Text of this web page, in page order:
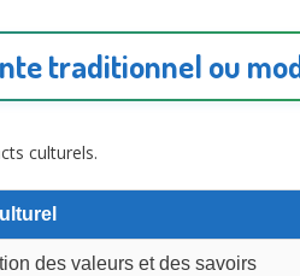
traditionnel ou
culturels.
des valeurs et des savoirs